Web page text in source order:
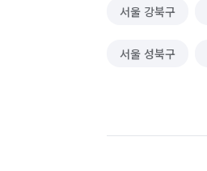
서울 강북구
서울 성북구